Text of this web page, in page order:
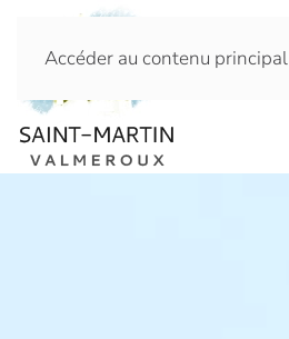
Accéder au contenu principal